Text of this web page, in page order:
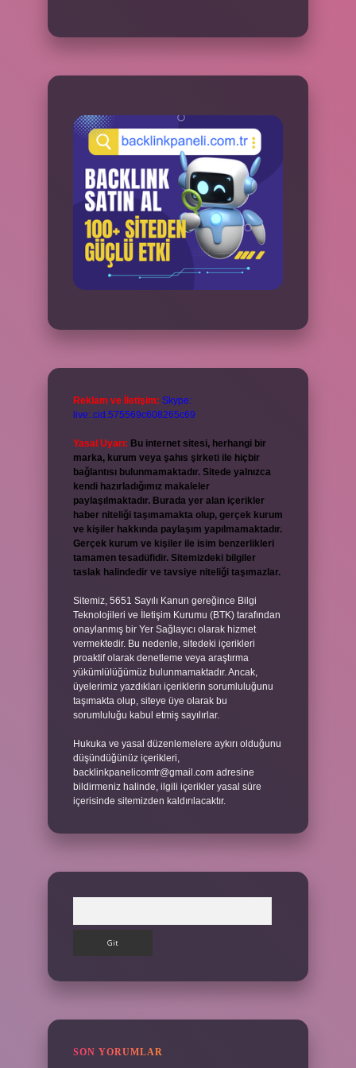
Reklam ve İletişim: Skype:
live:.cid.575569c608265c69
Yasal Uyarı: Bu internet sitesi, herhangi bir
marka, kurum veya şahıs şirketi ile hiçbir
bağlantısı bulunmamaktadır. Sitede yalnızca
kendi hazırladığımız makaleler
paylaşılmaktadır. Burada yer alan içerikler
haber niteliği taşımamakta olup, gerçek kurum
ve kişiler hakkında paylaşım yapılmamaktadır.
Gerçek kurum ve kişiler ile isim benzerlikleri
tamamen tesadüfidir. Sitemizdeki bilgiler
taslak halindedir ve tavsiye niteliği taşımazlar.
Sitemiz, 5651 Sayılı Kanun gereğince Bilgi
Teknolojileri ve İletişim Kurumu (BTK) tarafından
onaylanmış bir Yer Sağlayıcı olarak hizmet
vermektedir. Bu nedenle, sitedeki içerikleri
proaktif olarak denetleme veya araştırma
yükümlülüğümüz bulunmamaktadır. Ancak,
üyelerimiz yazdıkları içeriklerin sorumluluğunu
taşımakta olup, siteye üye olarak bu
sorumluluğu kabul etmiş sayılırlar.
Hukuka ve yasal düzenlemelere aykırı olduğunu
düşündüğünüz içerikleri,
backlinkpanelicomtr@gmail.com adresine
bildirmeniz halinde, ilgili içerikler yasal süre
içerisinde sitemizden kaldırılacaktır.
SON YORUMLAR